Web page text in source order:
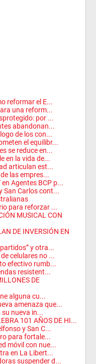
reformar el E...
una reform...
por ...
abandonan...
de los con...
el equilibr...
se reduce en...
en la vida de...
articulan est...
las empres...
en Agentes BCP p...
San Carlos cont...
para reforzar ...
MUSICAL CON
DE INVERSIÓN EN
y otra...
celulares no ...
efectivo rumb...
resistent...
DE
alguna cu...
amenaza que...
su nueva in...
101 AÑOS DE HI...
y San C...
para fortale...
móvil con nue...
en La Libert...
suspender d...